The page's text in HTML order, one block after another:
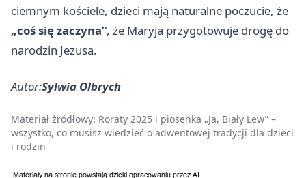
ciemnym kościele, dzieci mają naturalne poczucie, że
„coś się zaczyna”, że Maryja przygotowuje drogę do
narodzin Jezusa.
Autor:Sylwia Olbrych
Materiał źródłowy: Roraty 2025 i piosenka „Ja, Biały Lew” –
wszystko, co musisz wiedzieć o adwentowej tradycji dla dzieci
i rodzin